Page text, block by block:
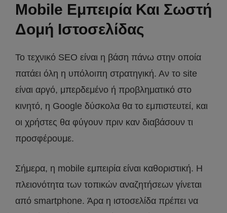
Mobile Εμπειρία Και Σωστή
Δομή Ιστοσελίδας
Το τεχνικό SEO είναι η βάση πάνω στην οποία
πατάει όλη η υπόλοιπη στρατηγική. Αν το site
είναι αργό, μπερδεμένο ή προβληματικό στο
κινητό, η Google δύσκολα θα το εμπιστευτεί, και
οι χρήστες θα φύγουν πριν καν διαβάσουν τι
προσφέρουμε.
Σήμερα, η mobile εμπειρία είναι καθοριστική. Η
πλειονότητα των τοπικών αναζητήσεων γίνεται
από smartphone. Άρα η ιστοσελίδα πρέπει να